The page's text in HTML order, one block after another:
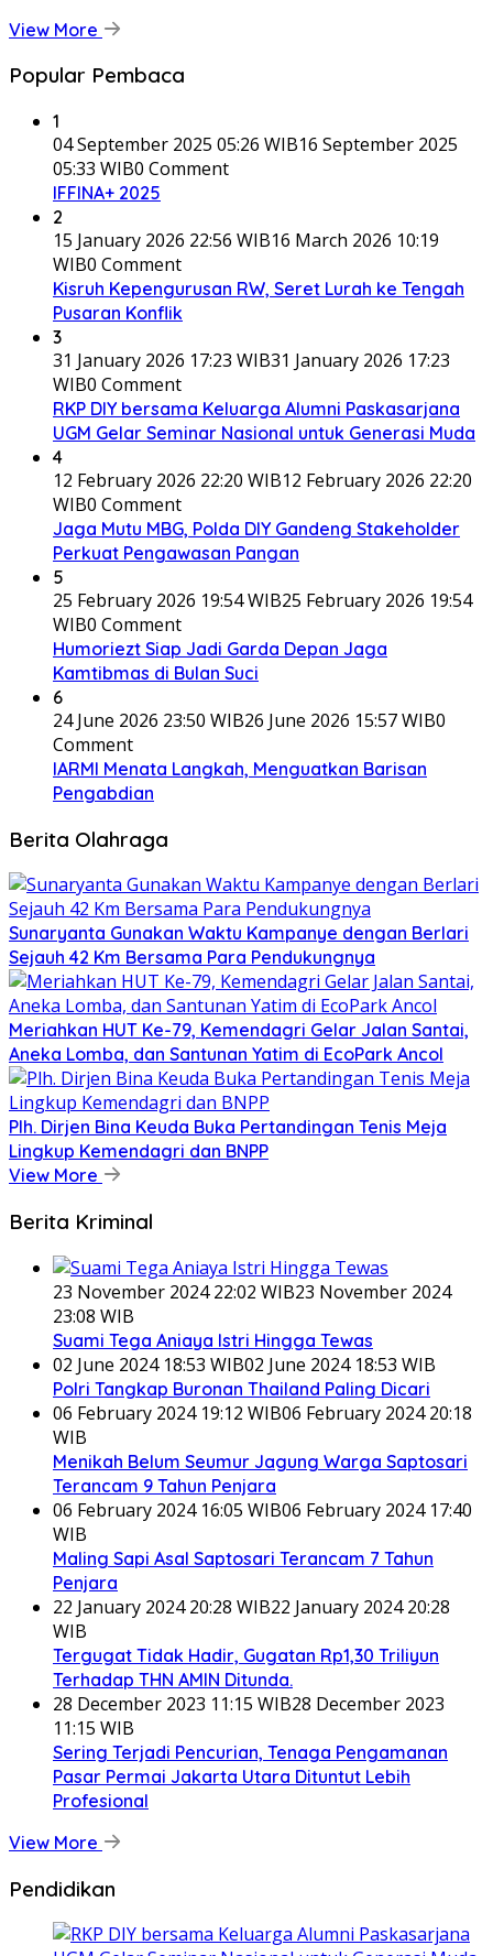
View More
Popular Pembaca
1
04 September 2025 05:26 WIB16 September 2025
05:33 WIB0 Comment
IFFINA+ 2025
2
15 January 2026 22:56 WIB16 March 2026 10:19
WIB0 Comment
Kisruh Kepengurusan RW, Seret Lurah ke Tengah
Pusaran Konflik
3
31 January 2026 17:23 WIB31 January 2026 17:23
WIB0 Comment
RKP DIY bersama Keluarga Alumni Paskasarjana
UGM Gelar Seminar Nasional untuk Generasi Muda
4
12 February 2026 22:20 WIB12 February 2026 22:20
WIB0 Comment
Jaga Mutu MBG, Polda DIY Gandeng Stakeholder
Perkuat Pengawasan Pangan
5
25 February 2026 19:54 WIB25 February 2026 19:54
WIB0 Comment
Humoriezt Siap Jadi Garda Depan Jaga
Kamtibmas di Bulan Suci
6
24 June 2026 23:50 WIB26 June 2026 15:57 WIB0
Comment
IARMI Menata Langkah, Menguatkan Barisan
Pengabdian
Berita Olahraga
Sunaryanta Gunakan Waktu Kampanye dengan Berlari
Sejauh 42 Km Bersama Para Pendukungnya
Meriahkan HUT Ke-79, Kemendagri Gelar Jalan Santai,
Aneka Lomba, dan Santunan Yatim di EcoPark Ancol
Plh. Dirjen Bina Keuda Buka Pertandingan Tenis Meja
Lingkup Kemendagri dan BNPP
View More
Berita Kriminal
23 November 2024 22:02 WIB23 November 2024
23:08 WIB
Suami Tega Aniaya Istri Hingga Tewas
02 June 2024 18:53 WIB02 June 2024 18:53 WIB
Polri Tangkap Buronan Thailand Paling Dicari
06 February 2024 19:12 WIB06 February 2024 20:18
WIB
Menikah Belum Seumur Jagung Warga Saptosari
Terancam 9 Tahun Penjara
06 February 2024 16:05 WIB06 February 2024 17:40
WIB
Maling Sapi Asal Saptosari Terancam 7 Tahun
Penjara
22 January 2024 20:28 WIB22 January 2024 20:28
WIB
Tergugat Tidak Hadir, Gugatan Rp1,30 Triliyun
Terhadap THN AMIN Ditunda.
28 December 2023 11:15 WIB28 December 2023
11:15 WIB
Sering Terjadi Pencurian, Tenaga Pengamanan
Pasar Permai Jakarta Utara Dituntut Lebih
Profesional
View More
Pendidikan